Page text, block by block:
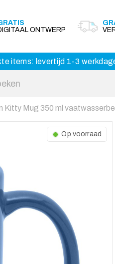
ONTWERP
items: levertijd 1-3
Kitty Mug 350 ml
Op voorraad